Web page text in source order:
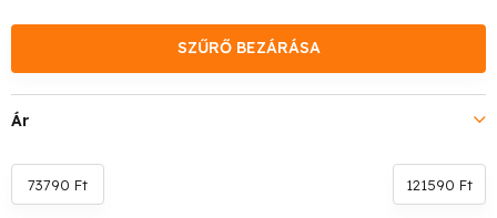
é
k
e
r
SZŰRŐ BEZÁRÁSA
Ár
73790 Ft 121590 Ft